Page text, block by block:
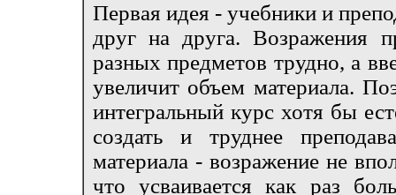
Первая идея - учебники и
друг на друга. Возражения
разных предметов трудно, а
увеличит объем материала.
интегральный курс хотя бы
создать и труднее
материала - возражение не
что усваивается как раз